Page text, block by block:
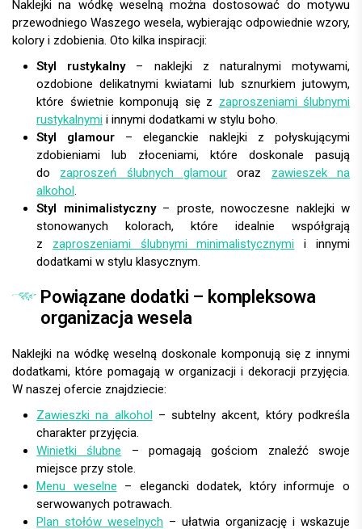
Naklejki na wódkę weselną można dostosować do motywu
przewodniego Waszego wesela, wybierając odpowiednie wzory,
kolory i zdobienia. Oto kilka inspiracji:
Styl rustykalny– naklejki z naturalnymi motywami,
ozdobione delikatnymi kwiatami lub sznurkiem jutowym,
które świetnie komponują się z zaproszeniami ślubnymi
rustykalnymi i innymi dodatkami w stylu boho.
Styl glamour – eleganckie naklejki z połyskującymi
zdobieniami lub złoceniami, które doskonale pasują
do zaproszeń ślubnych glamour oraz zawieszek na
alkohol
Styl minimalistyczny– proste, nowoczesne naklejki w
stonowanych kolorach, które idealnie współgrają
z zaproszeniami ślubnymi minimalistycznymi i innymi
dodatkami w stylu klasycznym.
Powiązane dodatki – kompleksowa
organizacja wesela
Naklejki na wódkę weselną doskonale komponują się z innymi
dodatkami, które pomagają w organizacji i dekoracji przyjęcia.
W naszej ofercie znajdziecie:
Zawieszki na alkohol – subtelny akcent, który podkreśla
charakter przyjęcia.
Winietki ślubne – pomagają gościom znaleźć swoje
miejsce przy stole.
Menu weselne – elegancki dodatek, który informuje o
serwowanych potrawach.
Plan stołów weselnych – ułatwia organizację i wskazuje